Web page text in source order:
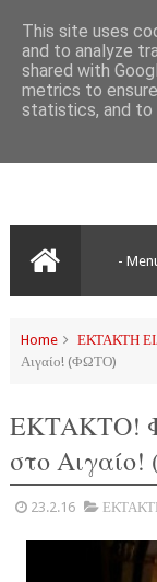
Home ΕΚΤΑΚΤΗ
Αιγαίο! (ΦΩΤΟ)
EKTAKTO!
στο
23.2.16
This site uses
and to analyze
shared with
metrics to
statistics, and to